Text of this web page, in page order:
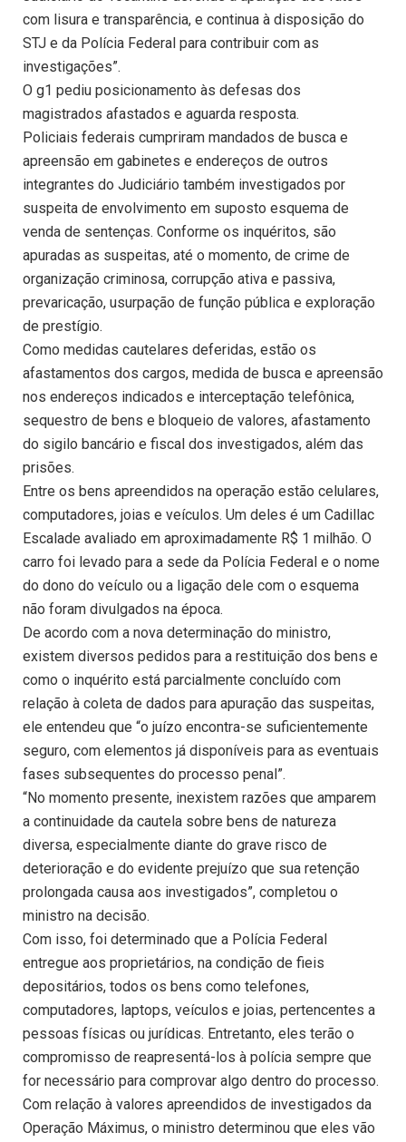
com lisura e transparência, e continua à disposição do
STJ e da Polícia Federal para contribuir com as
investigações”.
O g1 pediu posicionamento às defesas dos
magistrados afastados e aguarda resposta.
Policiais federais cumpriram mandados de busca e
apreensão em gabinetes e endereços de outros
integrantes do Judiciário também investigados por
suspeita de envolvimento em suposto esquema de
venda de sentenças. Conforme os inquéritos, são
apuradas as suspeitas, até o momento, de crime de
organização criminosa, corrupção ativa e passiva,
prevaricação, usurpação de função pública e exploração
de prestígio.
Como medidas cautelares deferidas, estão os
afastamentos dos cargos, medida de busca e apreensão
nos endereços indicados e interceptação telefônica,
sequestro de bens e bloqueio de valores, afastamento
do sigilo bancário e fiscal dos investigados, além das
prisões.
Entre os bens apreendidos na operação estão celulares,
computadores, joias e veículos. Um deles é um Cadillac
Escalade avaliado em aproximadamente R$ 1 milhão. O
carro foi levado para a sede da Polícia Federal e o nome
do dono do veículo ou a ligação dele com o esquema
não foram divulgados na época.
De acordo com a nova determinação do ministro,
existem diversos pedidos para a restituição dos bens e
como o inquérito está parcialmente concluído com
relação à coleta de dados para apuração das suspeitas,
ele entendeu que “o juízo encontra-se suficientemente
seguro, com elementos já disponíveis para as eventuais
fases subsequentes do processo penal”.
“No momento presente, inexistem razões que amparem
a continuidade da cautela sobre bens de natureza
diversa, especialmente diante do grave risco de
deterioração e do evidente prejuízo que sua retenção
prolongada causa aos investigados”, completou o
ministro na decisão.
Com isso, foi determinado que a Polícia Federal
entregue aos proprietários, na condição de fieis
depositários, todos os bens como telefones,
computadores, laptops, veículos e joias, pertencentes a
pessoas físicas ou jurídicas. Entretanto, eles terão o
compromisso de reapresentá-los à polícia sempre que
for necessário para comprovar algo dentro do processo.
Com relação à valores apreendidos de investigados da
Operação Máximus, o ministro determinou que eles vão